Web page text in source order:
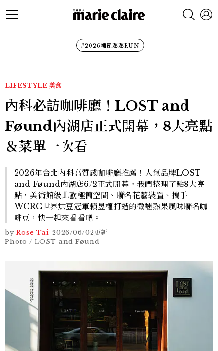
#2026裙襬澎澎RUN
LIFESTYLE 美食
內科必訪咖啡廳！LOST and
Føund內湖店正式開幕，8大亮點
＆菜單一次看
2026年台北內科高質感咖啡廳推薦！人氣品牌LOST
and Føund內湖店6/2正式開幕。我們整理了點8大亮
點，美術館級北歐極簡空間、聯名花藝裝置、攜手
WCRC世界烘豆冠軍賴昱權打造的微醺熟果風味聯名咖
啡豆，快一起來看看吧。
by Rose Tai-2026/06/02更新
Photo / LOST and Føund